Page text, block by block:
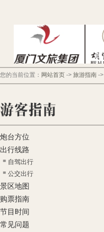
您的当前位置： 网站首页 -> 旅游指南 ->
炮台方位
出行线路
自驾出行
公交出行
景区地图
购票指南
节目时间
常见问题